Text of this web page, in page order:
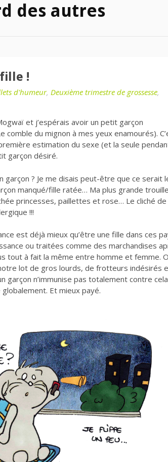
des autres
!
d'humeur, Deuxième trimestre de grossesse,
et j’espérais avoir un petit garçon
comble du mignon à mes yeux enamourés).
estimation du sexe (et la seule
garçon désiré.
garçon ? Je me disais peut-être que ce serait
manqué/fille ratée… Ma plus grande trouille
princesses, paillettes et rose… Le cliché de
!!!
est déjà mieux qu’être une fille dans ces
ou traitées comme des marchandises
tout à fait la même entre homme et femme.
lot de gros lourds, de frotteurs indésirés
garçon n’immunise pas totalement contre
Et mieux payé.